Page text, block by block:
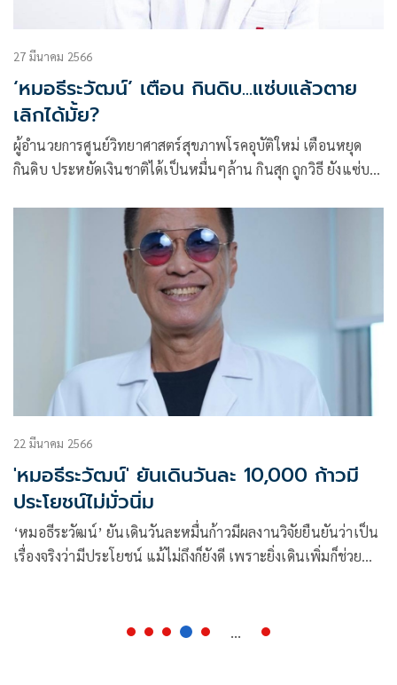
27 มีนาคม 2566
‘หมอธีระวัฒน์’ เตือน กินดิบ...แซ่บแล้วตาย
เลิกได้มั้ย?
ผู้อำนวยการศูนย์วิทยาศาสตร์สุขภาพโรคอุบัติใหม่ เตือนหยุด
กินดิบ ประหยัดเงินชาติได้เป็นหมื่นๆล้าน กินสุก ถูกวิธี ยังแซ่บ
22 มีนาคม 2566
'หมอธีระวัฒน์' ยันเดินวันละ 10,000 ก้าวมี
ประโยชน์ไม่มั่วนิ่ม
‘หมอธีระวัฒน์’ ยันเดินวันละหมื่นก้าวมีผลงานวิจัยยืนยันว่าเป็น
เรื่องจริงว่ามีประโยชน์ แม้ไม่ถึงก็ยังดี เพราะยิ่งเดินเพิ่มก็ช่วย
...